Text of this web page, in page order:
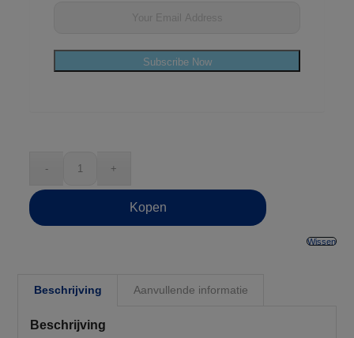
Wissen
Subscribe Now
Kopen
Beschrijving Aanvullende informatie
Beschrijving